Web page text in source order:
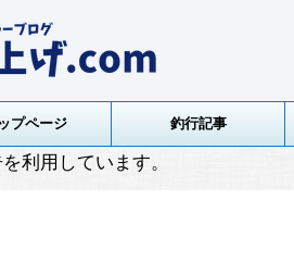
プページ 釣行記事
利用しています。